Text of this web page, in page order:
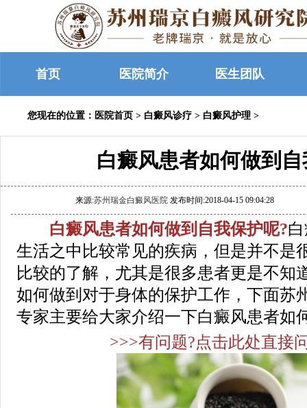
首页 医院简介 医生团队
您现在的位置： 医院首页 > 白癜风诊疗 > 白癜风护理 >
白癜风患者如何做到
来源:苏州瑞金白癜风医院 发布时间:2018-04-15 09:04:28
白癜风患者如何做到自我保护呢?
生活之中比较常见的疾病，但是并不是
比较的了解，尤其是很多患者更是不知
如何做到对于身体的保护工作，下面苏
专家主要给大家介绍一下白癜风患者如
>>>有问题?点击此处直接